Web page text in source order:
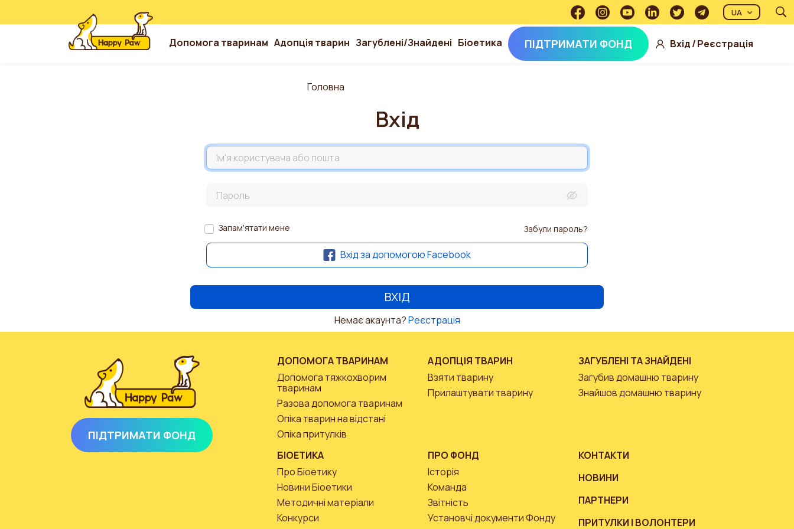
Допомога тваринам Адопція тварин Загублені/Знайдені Біоетика ПІДТРИМАТИ ФОНД Вхід/Реєстрація
UA
Головна
Вхід
Назва акаунта
Запам'ятати мене Забули пароль?
Вхід за допомогою Facebook
Немає акаунта?Реєстрація
ПІДТРИМАТИ ФОНД
ДОПОМОГА ТВАРИНАМ
Допомога тяжкохворим
тваринам
Разова допомога тваринам
Опіка тварин на відстані
Опіка притулків
АДОПЦІЯ ТВАРИН
Взяти тварину
Прилаштувати тварину
ЗАГУБЛЕНІ ТА ЗНАЙДЕНІ
Загубив домашню тварину
Знайшов домашню тварину
БІОЕТИКА
Про Біоетику
Новини Біоетики
Методичні матеріали
Конкурси
ПРО ФОНД
Історія
Команда
Звітність
Установчі документи Фонду
КОНТАКТИ
НОВИНИ
ПАРТНЕРИ
ПРИТУЛКИ І ВОЛОНТЕРИ